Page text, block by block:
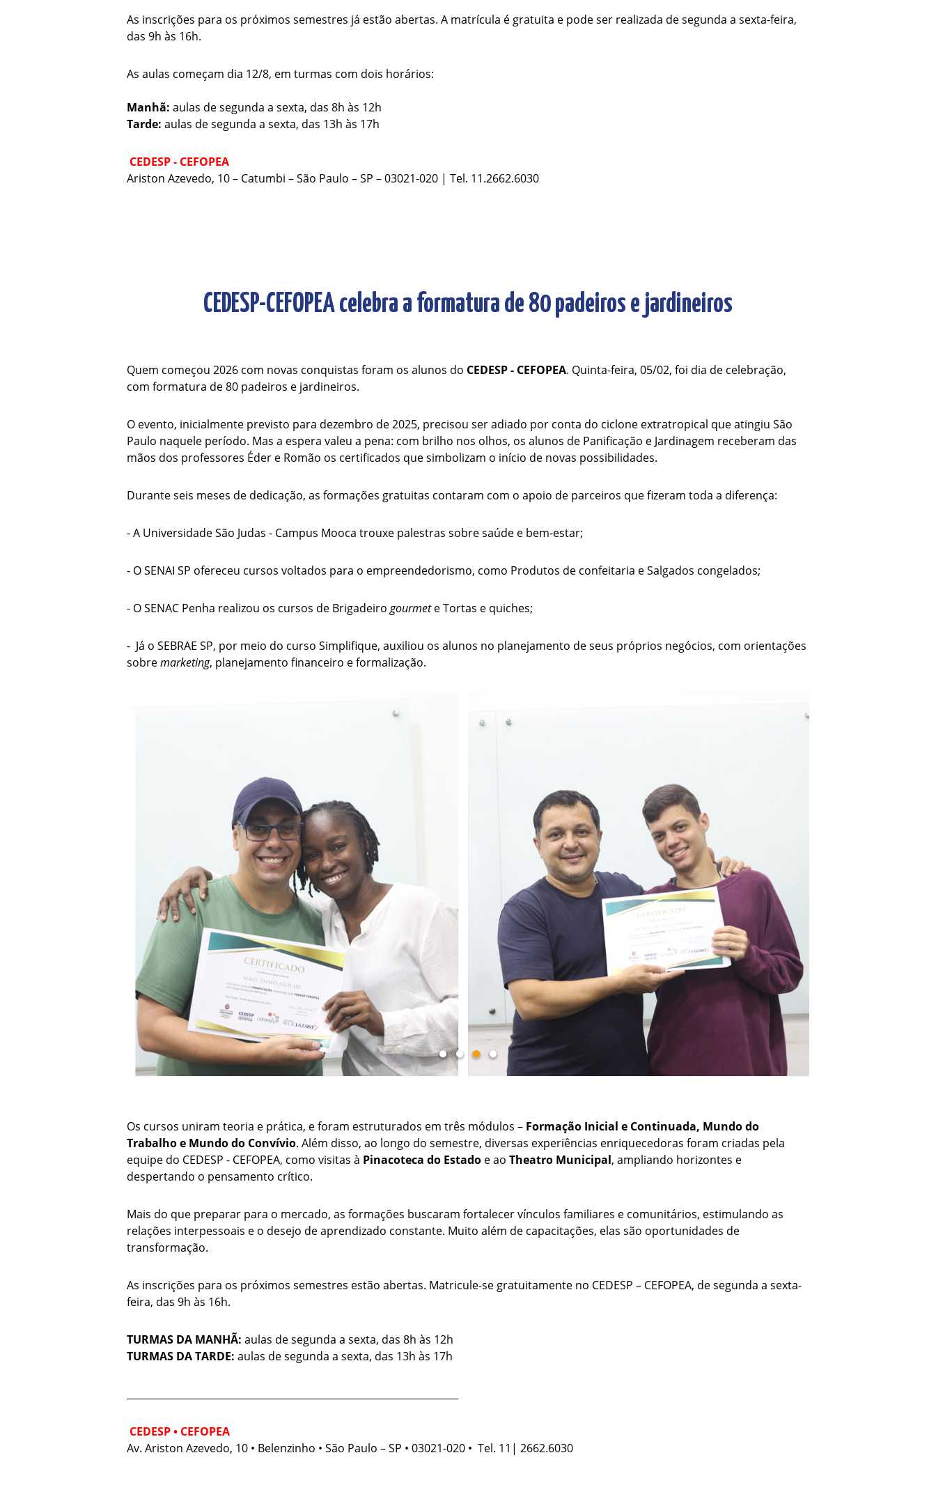
As inscrições para os próximos semestres já estão abertas. A matrícula é gratuita e pode ser realizada de segunda a sexta-feira,
das 9h às 16h.
As aulas começam dia 12/8, em turmas com dois horários:
Manhã: aulas de segunda a sexta, das 8h às 12h
Tarde: aulas de segunda a sexta, das 13h às 17h
CEDESP - CEFOPEA
Ariston Azevedo, 10 – Catumbi – São Paulo – SP – 03021-020 | Tel. 11.2662.6030
CEDESP-CEFOPEA celebra a formatura de 80 padeiros e jardineiros
Quem começou 2026 com novas conquistas foram os alunos do CEDESP - CEFOPEA. Quinta-feira, 05/02, foi dia de celebração,
com formatura de 80 padeiros e jardineiros.
O evento, inicialmente previsto para dezembro de 2025, precisou ser adiado por conta do ciclone extratropical que atingiu São
Paulo naquele período. Mas a espera valeu a pena: com brilho nos olhos, os alunos de Panificação e Jardinagem receberam das
mãos dos professores Éder e Romão os certificados que simbolizam o início de novas possibilidades.
Durante seis meses de dedicação, as formações gratuitas contaram com o apoio de parceiros que fizeram toda a diferença:
- A Universidade São Judas - Campus Mooca trouxe palestras sobre saúde e bem-estar;
- O SENAI SP ofereceu cursos voltados para o empreendedorismo, como Produtos de confeitaria e Salgados congelados;
- O SENAC Penha realizou os cursos de Brigadeiro gourmete Tortas e quiches;
- Já o SEBRAE SP, por meio do curso Simplifique, auxiliou os alunos no planejamento de seus próprios negócios, com orientações
sobremarketing, planejamento financeiro e formalização.
Os cursos uniram teoria e prática, e foram estruturados em três módulos – Formação Inicial e Continuada, Mundo do
Trabalho e Mundo do Convívio. Além disso, ao longo do semestre, diversas experiências enriquecedoras foram criadas pela
equipe do CEDESP - CEFOPEA, como visitas à Pinacoteca do Estado e ao Theatro Municipal, ampliando horizontes e
despertando o pensamento crítico.
Mais do que preparar para o mercado, as formações buscaram fortalecer vínculos familiares e comunitários, estimulando as
relações interpessoais e o desejo de aprendizado constante. Muito além de capacitações, elas são oportunidades de
transformação.
As inscrições para os próximos semestres estão abertas. Matricule-se gratuitamente no CEDESP – CEFOPEA, de segunda a sexta-
feira, das 9h às 16h.
TURMAS DA MANHÃ: aulas de segunda a sexta, das 8h às 12h
TURMAS DA TARDE: aulas de segunda a sexta, das 13h às 17h
CEDESP • CEFOPEA
Av. Ariston Azevedo, 10 • Belenzinho • São Paulo – SP • 03021-020 • Tel. 11| 2662.6030